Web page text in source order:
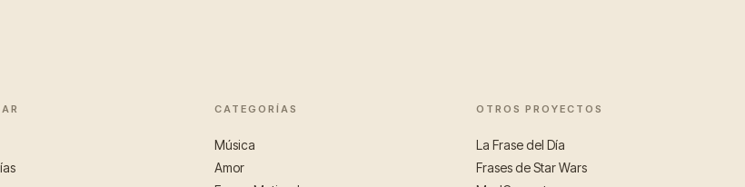
CATEGORÍAS
Música
Amor
OTROS PROYECTOS
La Frase del Día
Frases de Star Wars